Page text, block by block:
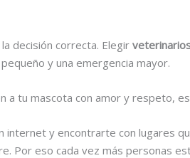
decisión correcta. Elegir
y una emergencia mayor.
a tu mascota con amor y respeto,
y encontrarte con lugares
Por eso cada vez más personas